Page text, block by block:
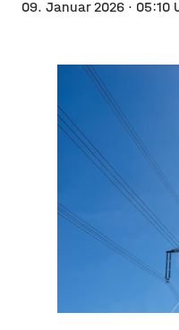
09. Januar 2026 · 05:10